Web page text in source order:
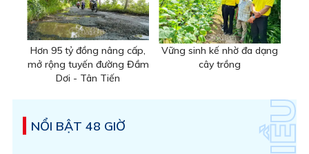
Hơn 95 tỷ đồng nâng cấp,
mở rộng tuyến đường Đầm
Dơi - Tân Tiến
Vững sinh kế nhờ đa dạng
cây trồng
NỔI BẬT 48 GIỜ